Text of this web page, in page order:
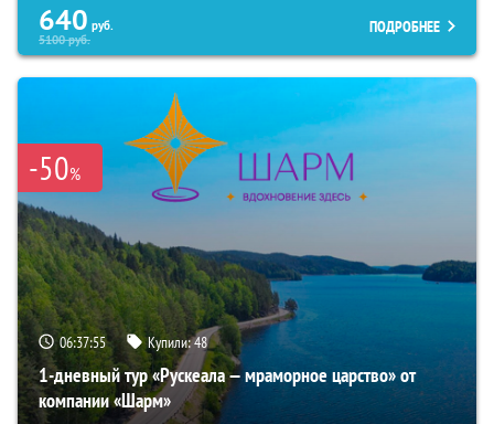
640 руб.
5100руб.
ПОДРОБНЕЕ
-50%
06:37:53 Купили:48
1-дневный тур «Рускеала — мраморное царство» от
компании «Шарм»